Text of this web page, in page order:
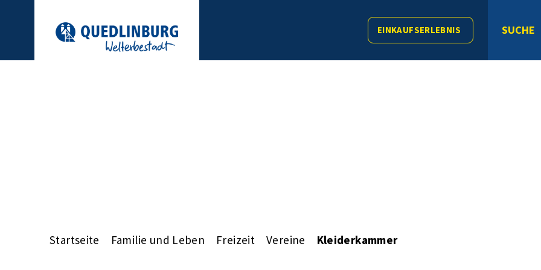
EINKAUFSERLEBNIS SUCHE
Startseite Familie und Leben Freizeit Vereine Kleiderkammer